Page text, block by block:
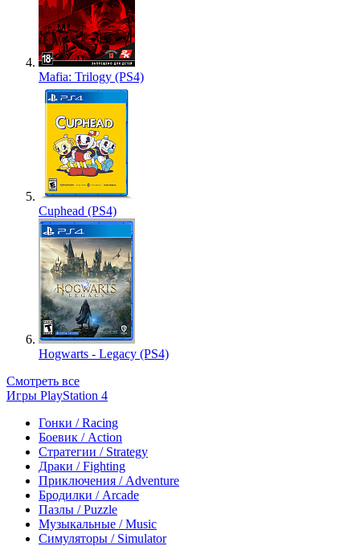
Mafia: Trilogy (PS4)
Cuphead (PS4)
Hogwarts - Legacy (PS4)
Смотреть все
Игры PlayStation 4
Гонки / Racing
Боевик / Action
Стратегии / Strategy
Драки / Fighting
Приключения / Adventure
Бродилки / Arcade
Пазлы / Puzzle
Музыкальные / Music
Симуляторы / Simulator